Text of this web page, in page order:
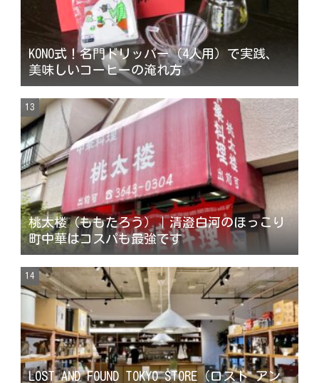
KONO式！名門ドリッパー（4人用）で実践、
美味しいコーヒーの淹れ方
桃太楼（ももたろう）｜清澄白河のほっこり
町中華はコスパも最強です
LOST AND FOUND TOKYO STORE （ロスト アン